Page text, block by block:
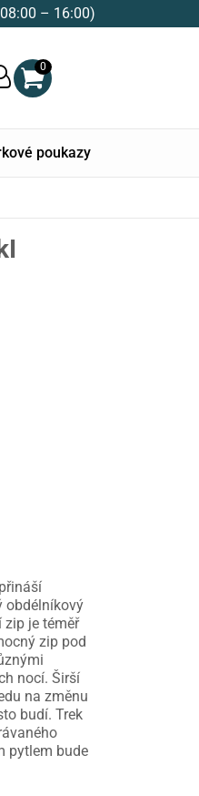
– 16:00)
0
poukazy
přináší
obdélníkový
je téměř
zip pod
nocí. Širší
na změnu
budí. Trek
pytlem bude